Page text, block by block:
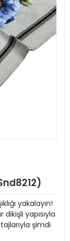
yakalayın!
yapısıyla
şimdi